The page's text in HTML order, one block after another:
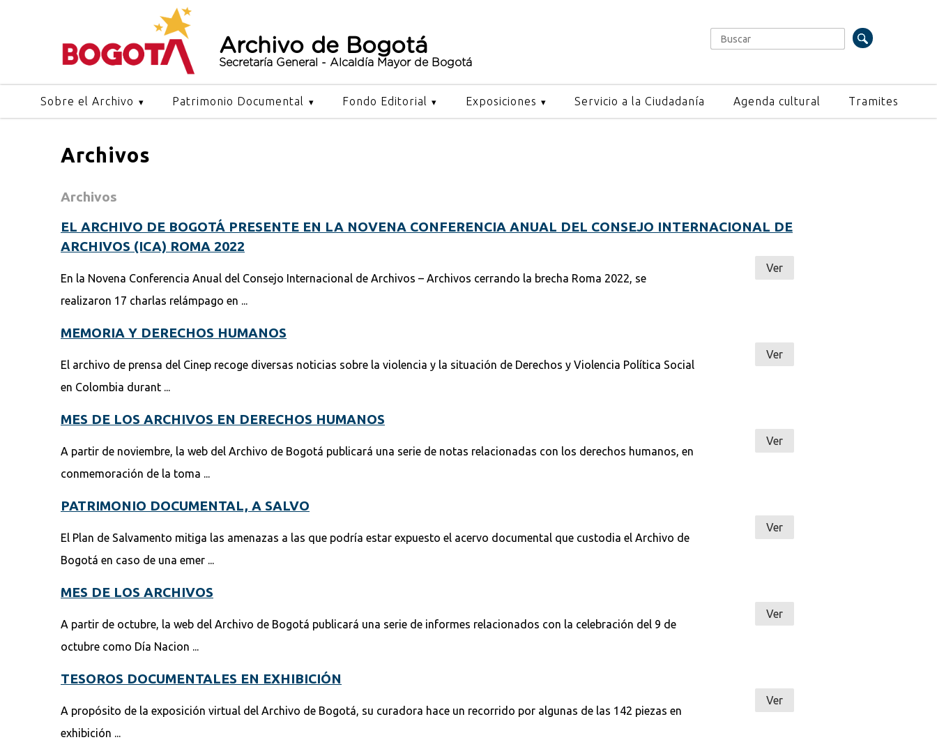
Archivo de Bogotá
Secretaría General - Alcaldía Mayor de Bogotá
Formulario de búsqueda
Buscar
Sobre el Archivo Patrimonio Documental Fondo Editorial Exposiciones Servicio a la Ciudadanía Agenda cultural Tramites
Archivos
Archivos
EL ARCHIVO DE BOGOTÁ PRESENTE EN LA NOVENA CONFERENCIA ANUAL DEL CONSEJO INTERNACIONAL DE
ARCHIVOS (ICA) ROMA 2022
En la Novena Conferencia Anual del Consejo Internacional de Archivos – Archivos cerrando la brecha Roma 2022, se
realizaron 17 charlas relámpago en ...
Ver
MEMORIA Y DERECHOS HUMANOS
El archivo de prensa del Cinep recoge diversas noticias sobre la violencia y la situación de Derechos y Violencia Política Social
en Colombia durant ...
Ver
MES DE LOS ARCHIVOS EN DERECHOS HUMANOS
A partir de noviembre, la web del Archivo de Bogotá publicará una serie de notas relacionadas con los derechos humanos, en
conmemoración de la toma ...
Ver
PATRIMONIO DOCUMENTAL, A SALVO
El Plan de Salvamento mitiga las amenazas a las que podría estar expuesto el acervo documental que custodia el Archivo de
Bogotá en caso de una emer ...
Ver
MES DE LOS ARCHIVOS
A partir de octubre, la web del Archivo de Bogotá publicará una serie de informes relacionados con la celebración del 9 de
octubre como Día Nacion ...
Ver
TESOROS DOCUMENTALES EN EXHIBICIÓN
A propósito de la exposición virtual del Archivo de Bogotá, su curadora hace un recorrido por algunas de las 142 piezas en
exhibición ...
Ver